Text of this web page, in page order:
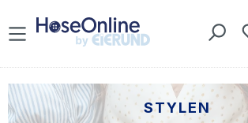
Zum Hauptinhalt springen
STYLEN